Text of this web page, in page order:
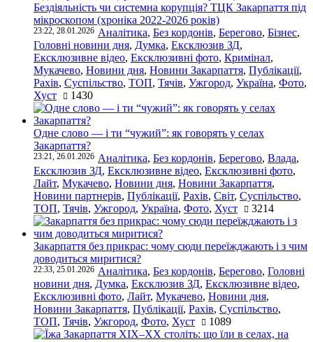
Бездіяльність чи системна корупція? ТЦК Закарпаття під
мікроскопом (хроніка 2022-2026 років)
23:22, 28.01.2026 Аналітика, Без кордонів, Берегово, Бізнес,
Головні новини дня, Думка, Ексклюзив ЗД,
Ексклюзивне відео, Ексклюзивні фото, Кримінал,
Мукачево, Новини дня, Новини Закарпаття, Публікації,
Рахів, Суспільство, ТОП, Тячів, Ужгород, Україна, Фото,
Хуст
1430
Одне слово — і ти “чужий”: як говорять у селах
Закарпаття?
23:21, 26.01.2026 Аналітика, Без кордонів, Берегово, Влада,
Ексклюзив ЗД, Ексклюзивне відео, Ексклюзивні фото,
Лайт, Мукачево, Новини дня, Новини Закарпаття,
Новини партнерів, Публікації, Рахів, Світ, Суспільство,
ТОП, Тячів, Ужгород, Україна, Фото, Хуст 3214
Закарпаття без прикрас: чому сюди переїжджають і з чим
доводиться миритися?
22:33, 25.01.2026 Аналітика, Без кордонів, Берегово, Головні
новини дня, Думка, Ексклюзив ЗД, Ексклюзивне відео,
Ексклюзивні фото, Лайт, Мукачево, Новини дня,
Новини Закарпаття, Публікації, Рахів, Суспільство,
ТОП, Тячів, Ужгород, Фото, Хуст 1089